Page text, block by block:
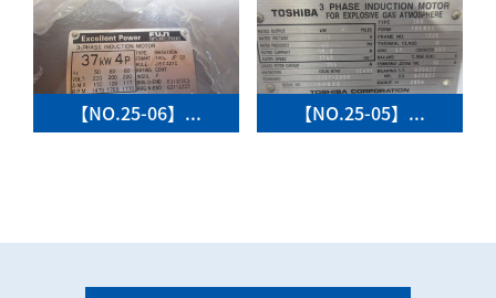
【NO.25-06】... 【NO.25-05】...